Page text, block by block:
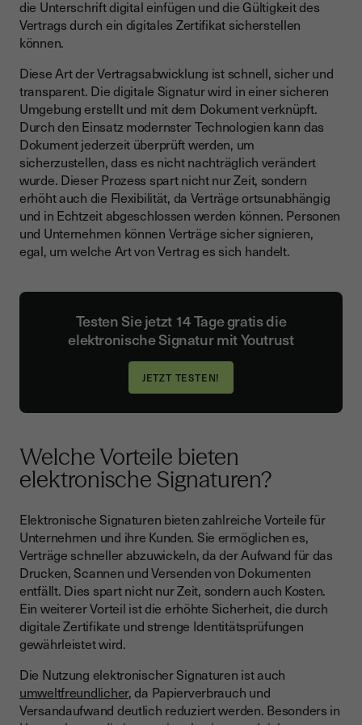
die Unterschrift digital einfügen und die Gültigkeit des
Vertrags durch ein digitales Zertifikat sicherstellen
können.
Diese Art der Vertragsabwicklung ist schnell, sicher und
transparent. Die digitale Signatur wird in einer sicheren
Umgebung erstellt und mit dem Dokument verknüpft.
Durch den Einsatz modernster Technologien kann das
Dokument jederzeit überprüft werden, um
sicherzustellen, dass es nicht nachträglich verändert
wurde. Dieser Prozess spart nicht nur Zeit, sondern
erhöht auch die Flexibilität, da Verträge ortsunabhängig
und in Echtzeit abgeschlossen werden können. Personen
und Unternehmen können Verträge sicher signieren,
egal, um welche Art von Vertrag es sich handelt.
Testen Sie jetzt 14 Tage gratis die
elektronische Signatur mit Youtrust
Welche Vorteile bieten
elektronische Signaturen?
Elektronische Signaturen bieten zahlreiche Vorteile für
Unternehmen und ihre Kunden. Sie ermöglichen es,
Verträge schneller abzuwickeln, da der Aufwand für das
Drucken, Scannen und Versenden von Dokumenten
entfällt. Dies spart nicht nur Zeit, sondern auch Kosten.
Ein weiterer Vorteil ist die erhöhte Sicherheit, die durch
digitale Zertifikate und strenge Identitätsprüfungen
gewährleistet wird.
Die Nutzung elektronischer Signaturen ist auch
umweltfreundlicher, da Papierverbrauch und
Versandaufwand deutlich reduziert werden. Besonders in